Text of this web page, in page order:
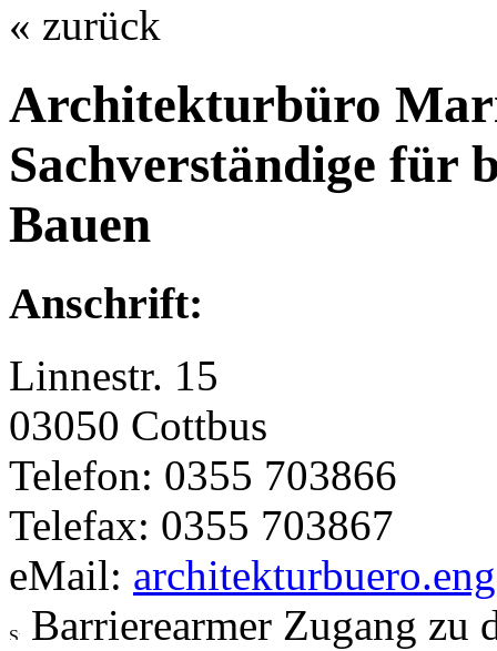
« zurück
Architekturbüro
Sachverständige für
Bauen
Anschrift:
Linnestr. 15
03050 Cottbus
Telefon: 0355 703866
Telefax: 0355 703867
eMail:
Barrierearmer Zugang zu